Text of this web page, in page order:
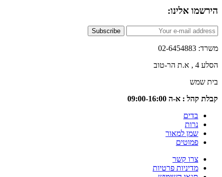
אלינו:
Subscribe
: א-ה 09:00-16:00
בדים
נרות
שמן למאור
פמוטים
צרו קשר
מדיניות פרטיות